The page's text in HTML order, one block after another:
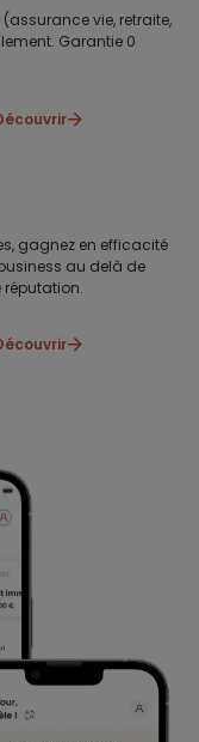
vie, retraite,
Garantie 0
gagnez en efficacité
au delà de
réputation.